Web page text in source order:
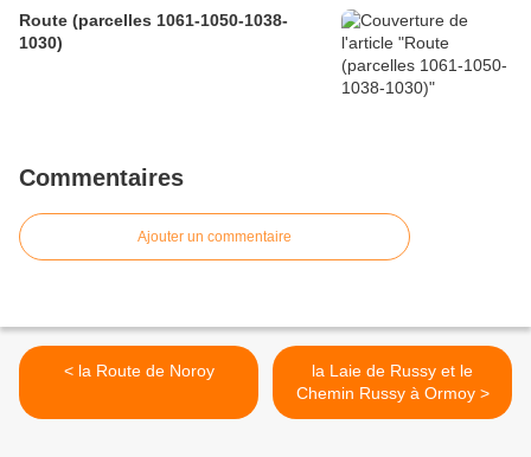
Route (parcelles 1061-1050-1038-
1030)
Commentaires
Ajouter un commentaire
< la Route de Noroy
la Laie de Russy et le
Chemin Russy à Ormoy >